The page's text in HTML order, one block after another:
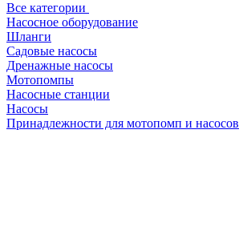
Все категории
Насосное оборудование
Шланги
Садовые насосы
Дренажные насосы
Мотопомпы
Насосные станции
Насосы
Принадлежности для мотопомп и насосов